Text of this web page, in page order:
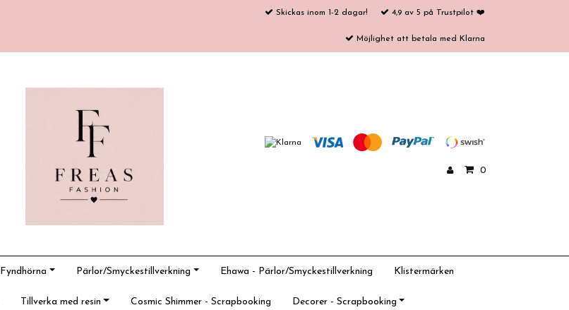
Skickas inom 1-2 dagar! 4,9 av 5 på Trustpilot ❤️
Möjlighet att betala med Klarna
0
Fyndhörna Pärlor/Smyckestillverkning Ehawa - Pärlor/Smyckestillverkning Klistermärken
Tillverka med resin Cosmic Shimmer - Scrapbooking Decorer - Scrapbooking